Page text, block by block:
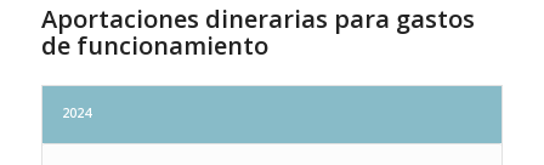
Aportaciones dinerarias para gastos
de funcionamiento
2024